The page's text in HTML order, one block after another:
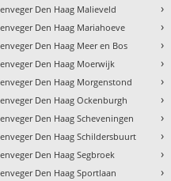
Den Haag Malieveld
Den Haag Mariahoeve
Den Haag Meer en Bos
Den Haag Moerwijk
Den Haag Morgenstond
Den Haag Ockenburgh
Den Haag Scheveningen
Den Haag Schildersbuurt
Den Haag Segbroek
Den Haag Sportlaan
›
›
›
›
›
›
›
›
›
›